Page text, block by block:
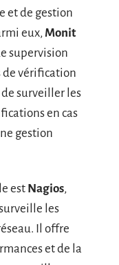
et de gestion
eux, Monit
supervision
de vérification
surveiller les
en cas
gestion
est Nagios,
les
Il offre
et de la